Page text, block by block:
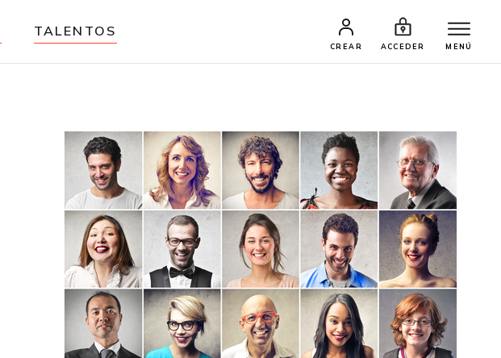
TALENTOS
CREAR ACCEDER MENÚ